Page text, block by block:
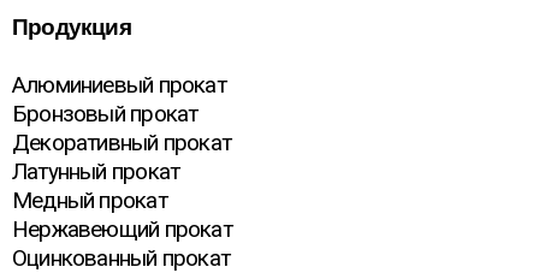
Продукция
Алюминиевый прокат
Бронзовый прокат
Декоративный прокат
Латунный прокат
Медный прокат
Нержавеющий прокат
Оцинкованный прокат